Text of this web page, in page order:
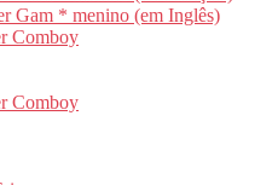
Gam * menino (em Inglês)
Comboy
Comboy